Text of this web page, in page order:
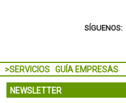
SÍGUENOS:
>SERVICIOS GUÍA EMPRESAS
NEWSLETTER